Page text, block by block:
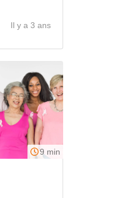
Il y a 3 ans
9 min